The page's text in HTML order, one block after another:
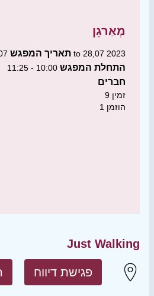
מְאַרגֵן
תאריך המפגש 28,07 2023 to 28,07 2023
התחלת המפגש 10:00 - 11:25
חברים
9 זמין
1 הוזמן
Just Walking
פגישת דיווח